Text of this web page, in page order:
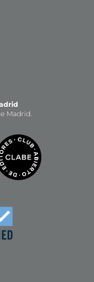
Madrid.